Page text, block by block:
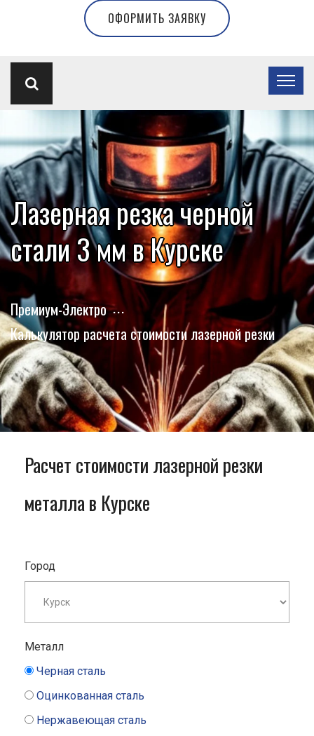
ОФОРМИТЬ ЗАЯВКУ
Лазерная резка черной
стали 3 мм в Курске
Премиум-Электро
Калькулятор расчета стоимости лазерной резки
Расчет стоимости лазерной резки
металла в Курске
Город
Металл
Черная сталь
Оцинкованная сталь
Нержавеющая сталь